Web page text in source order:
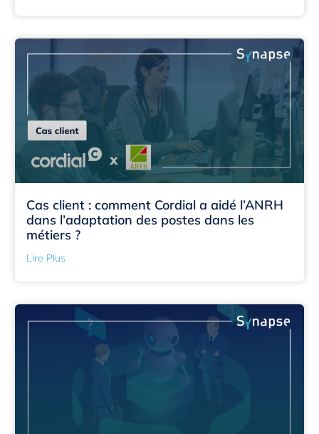
Cas client : comment Cordial a aidé l’ANRH
dans l’adaptation des postes dans les
métiers ?
Lire Plus